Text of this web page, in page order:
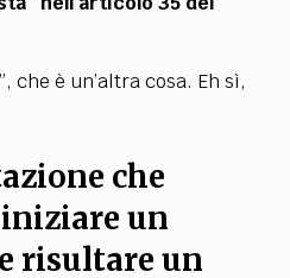
”, che è un’altra cosa. Eh sì,
che
un
risultare un